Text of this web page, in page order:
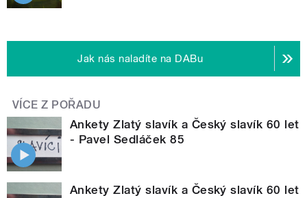
Jak nás naladíte na DABu
VÍCE Z POŘADU
Ankety Zlatý slavík a Český slavík 60 let
- Pavel Sedláček 85
Ankety Zlatý slavík a Český slavík 60 let